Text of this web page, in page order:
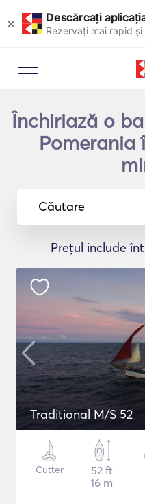
× Descărcați
Rezervați mai rapid și
Închiriază o
Pomerania
Căutare
Prețul include
Traditional M/S 52
Cutter
52 ft
16 m